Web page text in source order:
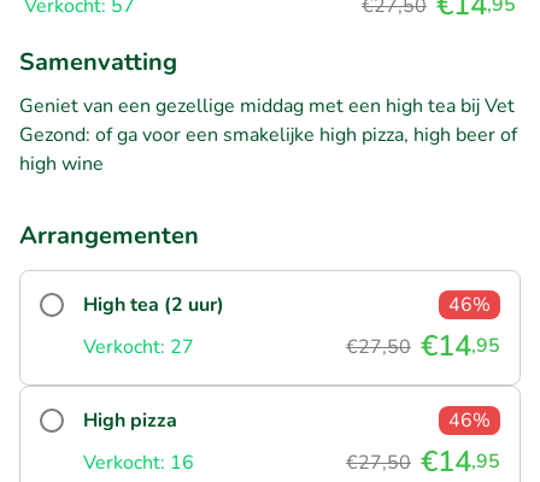
Verkocht: 57 €27,50
Samenvatting
Geniet van een gezellige middag met een high tea bij Vet
Gezond: of ga voor een smakelijke high pizza, high beer of
high wine
Arrangementen
High tea (2 uur)
46%
Verkocht: 27
€27,50 €14,95
High pizza
46%
Verkocht: 16
€27,50 €14,95